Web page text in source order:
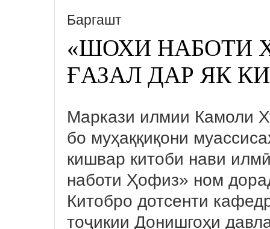
Баргашт
«ШОХИ НАБОТИ
ҒАЗАЛ ДАР ЯК
Маркази илмии Камоли
бо муҳаққиқони
кишвар китоби нави
наботи Ҳофиз» ном
Китобро дотсенти
тоҷикии Донишгоҳи